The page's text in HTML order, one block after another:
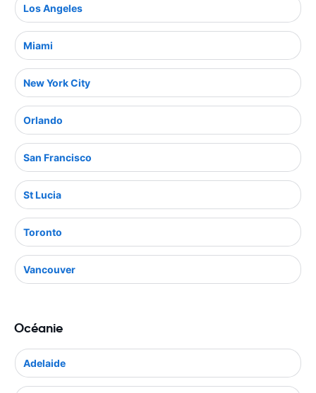
Los Angeles
Miami
New York City
Orlando
San Francisco
St Lucia
Toronto
Vancouver
Océanie
Adelaide